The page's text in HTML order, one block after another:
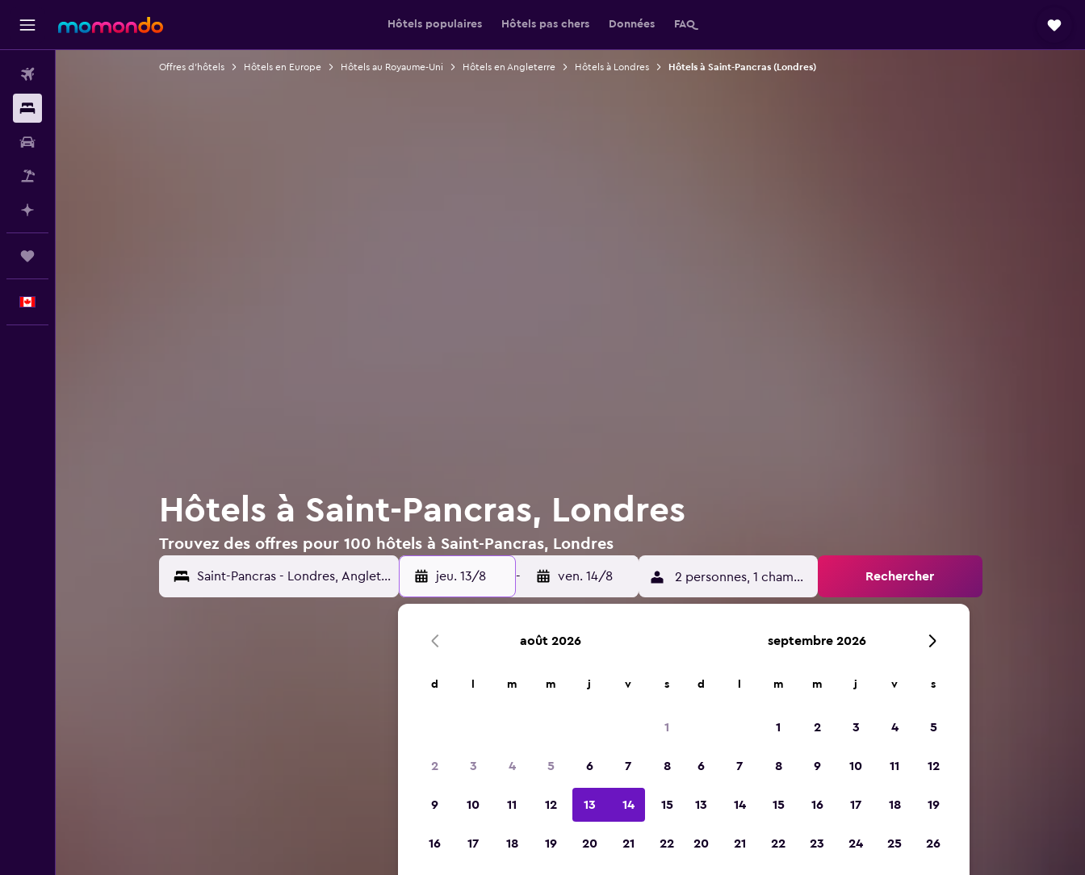
Hôtels populaires Hôtels pas chers Données FAQ
Offres d’hôtels Hôtels en Europe Hôtels au Royaume-Uni Hôtels en Angleterre Hôtels à Londres Hôtels à Saint-Pancras (Londres)
Hôtels à Saint-Pancras, Londres
Trouvez des offres pour 100 hôtels à Saint-Pancras, Londres
jeu. 13/8 - ven. 14/8 2 personnes, 1 chambre Rechercher
août 2026
d m m j v s
1
2 3 4 5 6 7 8
9 10 11 12 13 14 15
16 17 18 19 20 21 22
septembre 2026
d m m j v s
1 2 3 4 5
6 7 8 9 10 11 12
13 14 15 16 17 18 19
20 21 22 23 24 25 26